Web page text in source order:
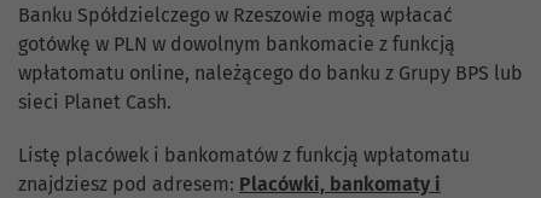
Banku Spółdzielczego w Rzeszowie mogą wpłacać
gotówkę w PLN w dowolnym bankomacie z funkcją
wpłatomatu online, należącego do banku z Grupy BPS lub
sieci Planet Cash.
Listę placówek i bankomatów z funkcją wpłatomatu
znajdziesz pod adresem: Placówki, bankomaty i